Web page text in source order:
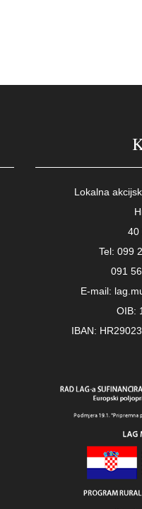
Lokalna
40
Tel: 099
091
E-mail:
OIB:
IBAN: